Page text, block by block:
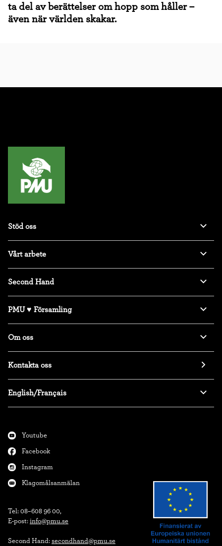
ta del av berättelser om hopp som håller –
även när världen skakar.
Stöd oss
Vårt arbete
Second Hand
PMU ♥ Församling
Om oss
Kontakta oss
English/Français
Youtube
Facebook
Instagram
Klagomålsanmälan
Tel: 08–608 96 00,
E-post: info@pmu.se
Second Hand: secondhand@pmu.se